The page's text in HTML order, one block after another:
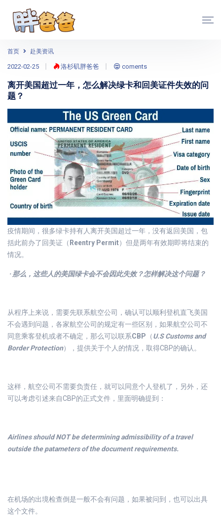
首页 赴美资讯
2022-02-25 洛杉矶胖爸爸 coments
离开美国超过一年，怎么解决绿卡和回美证件失效的问
题？
疫情期间，很多绿卡持有人离开美国超过一年，没有返回美国，包
括此前办了回美证（ Reentry Permit）但是两年有效期即将结束的
情况。
· 那么，这些人的美国绿卡会不会因此失效？怎样解决这个问题？
从程序上来说，需要先联系航空公司，确认可以顺利登机直飞美国
不会遇到问题，各家航空公司的规定有一些区别，如果航空公司不
同意乘客登机或者不确定，那么可以联系CBP （U.S Customs and
Border Protection），提供关于个人的情况，取得CBP的确认。
这样，航空公司不需要负责任，就可以同意个人登机了，另外，还
可以考虑引述来自CBP的正式文件，里面明确提到：
Airlines should NOT be determining admissibility of a travel
outside the patameters of the document requirements.
在机场的出境检查倒是一般不会有问题，如果被问到，也可以出具
这个文件。